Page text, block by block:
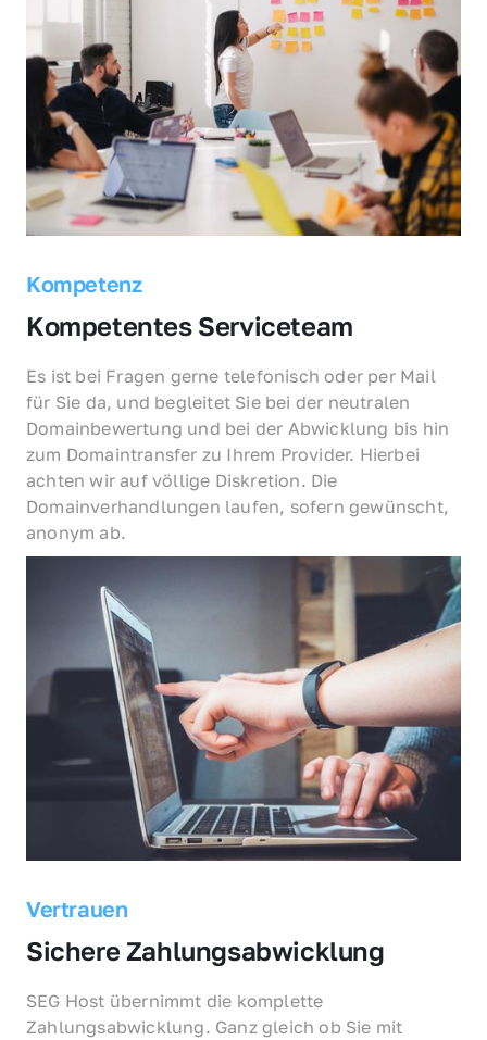
Kompetenz
Kompetentes Serviceteam
Es ist bei Fragen gerne telefonisch oder per Mail
für Sie da, und begleitet Sie bei der neutralen
Domainbewertung und bei der Abwicklung bis hin
zum Domaintransfer zu Ihrem Provider. Hierbei
achten wir auf völlige Diskretion. Die
Domainverhandlungen laufen, sofern gewünscht,
anonym ab.
Vertrauen
Sichere Zahlungsabwicklung
SEG Host übernimmt die komplette
Zahlungsabwicklung. Ganz gleich ob Sie mit